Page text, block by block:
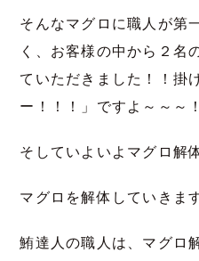
そんなマグロに職人が第
く、お客様の中から２名
ていただきました！！掛
ー！！！」ですよ～～～！
そしていよいよマグロ解
マグロを解体していきま
鮪達人の職人は、マグロ